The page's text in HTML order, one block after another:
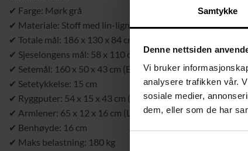
Samtykke
Denne nettsiden
Vi bruker
analysere trafikken vår.
sosiale medier,
dem, eller som de har
✔ Farge: Mørk grå
✔ Materiale: Stoff med lin-lignende utseende (100 %
✔ Totale mål: 186 x 130 x 84 cm (B x D x H)
✔ Sjeselongens mål: 58 x 110 cm (B x D)
✔ Setemål: 160 x 50 x 43 cm (B x D x H)
✔ Setetykkelse: 15 cm
✔ Ryggputer: 54 x 15 x 43 cm (B x D x H)
✔ Armlener: 65 x 12 x 16 cm (L x B x H fra sete)
✔ Benhøyde: 16 cm
✔ Maks belastning: 180 kg